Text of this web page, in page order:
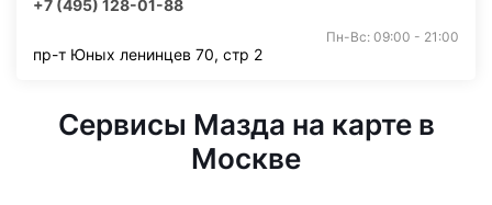
+7 (495) 128-01-88
Пн-Вс: 09:00 - 21:00
пр-т Юных ленинцев 70, стр 2
Сервисы Мазда на карте в
Москве